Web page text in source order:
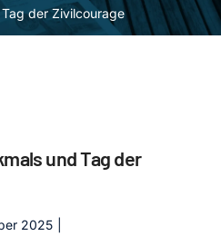
der Zivilcourage
und Tag der
2025